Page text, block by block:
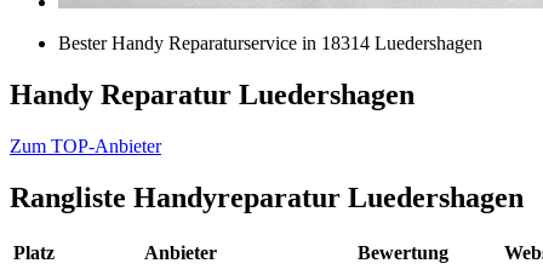
Bester Handy Reparaturservice in 18314 Luedershagen
Handy Reparatur Luedershagen
Zum TOP-Anbieter
Rangliste Handyreparatur Luedershagen
Platz Anbieter Bewertung